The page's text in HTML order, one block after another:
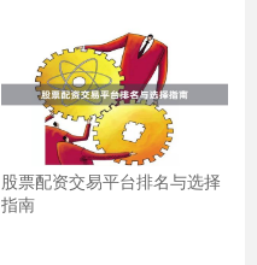
股票配资交易平台排名与选择
指南